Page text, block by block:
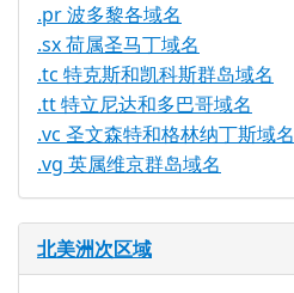
.pr 波多黎各域名
.sx 荷属圣马丁域名
.tc 特克斯和凯科斯群岛域名
.tt 特立尼达和多巴哥域名
.vc 圣文森特和格林纳丁斯域名
.vg 英属维京群岛域名
北美洲次区域